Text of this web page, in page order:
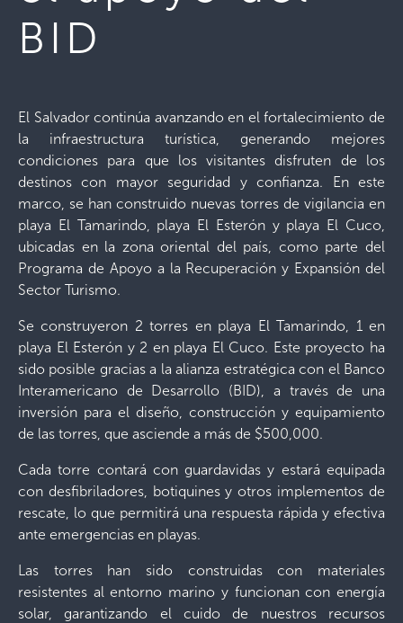
BID
El Salvador continúa avanzando en el fortalecimiento de
la infraestructura turística, generando mejores
condiciones para que los visitantes disfruten de los
destinos con mayor seguridad y confianza. En este
marco, se han construido nuevas torres de vigilancia en
playa El Tamarindo, playa El Esterón y playa El Cuco,
ubicadas en la zona oriental del país, como parte del
Programa de Apoyo a la Recuperación y Expansión del
Sector Turismo.
Se construyeron 2 torres en playa El Tamarindo, 1 en
playa El Esterón y 2 en playa El Cuco. Este proyecto ha
sido posible gracias a la alianza estratégica con el Banco
Interamericano de Desarrollo (BID), a través de una
inversión para el diseño, construcción y equipamiento
de las torres, que asciende a más de $500,000.
Cada torre contará con guardavidas y estará equipada
con desfibriladores, botiquines y otros implementos de
rescate, lo que permitirá una respuesta rápida y efectiva
ante emergencias en playas.
Las torres han sido construidas con materiales
resistentes al entorno marino y funcionan con energía
solar, garantizando el cuido de nuestros recursos